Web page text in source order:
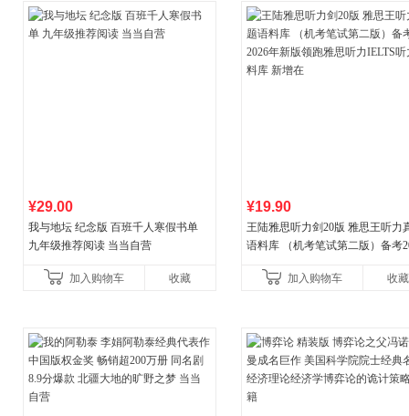
¥29.00
我与地坛 纪念版 百班千人寒假书单
九年级推荐阅读 当当自营
加入购物车 收藏
¥19.90
王陆雅思听力剑20版 雅思王听力
语料库 （机考笔试第二版）备考
新增在
加入购物车 收藏